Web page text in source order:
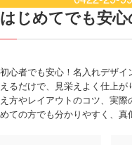
はじめてでも安
初心者でも安心！名入れデザ
えるだけで、見栄えよく仕上
え方やレイアウトのコツ、実
めての方でも分かりやすく、真